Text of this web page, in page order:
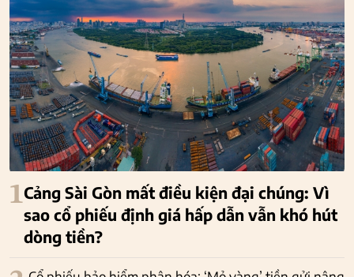
1Cảng Sài Gòn mất điều kiện đại chúng: Vì
sao cổ phiếu định giá hấp dẫn vẫn khó hút
dòng tiền?